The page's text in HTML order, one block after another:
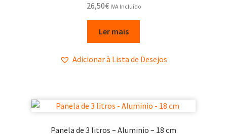
26,50€ IVA Incluído
Ler mais
Adicionar à Lista de Desejos
Panela de 3 litros – Aluminio – 18 cm